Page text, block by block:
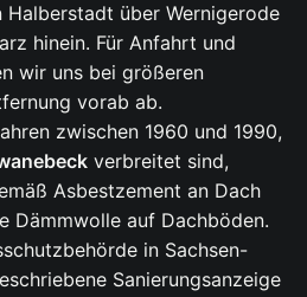
über Wernigerode
hinein. Für Anfahrt und
wir uns bei größeren
vorab ab.
zwischen 1960 und 1990,
verbreitet sind,
Asbestzement an Dach
Dämmwolle auf Dachböden.
in Sachsen-
Sanierungsanzeige